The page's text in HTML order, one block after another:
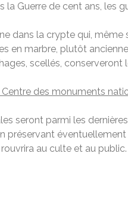
la Guerre de cent ans, les
dans la crypte qui,
en marbre, plutôt
scellés,
des monuments
seront parmi les
préservant
au culte et au